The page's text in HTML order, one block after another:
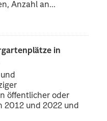
Anzahl an...
in
öffentlicher oder
2012 und 2022 und